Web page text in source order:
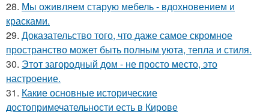
28. Мы оживляем старую мебель - вдохновением и
красками.
29. Доказательство того, что даже самое скромное
пространство может быть полным уюта, тепла и стиля.
30. Этот загородный дом - не просто место, это
настроение.
31. Какие основные исторические
достопримечательности есть в Кирове